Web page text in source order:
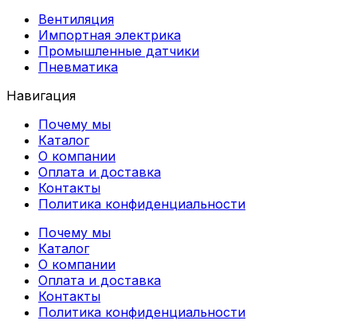
Вентиляция
Импортная электрика
Промышленные датчики
Пневматика
Навигация
Почему мы
Каталог
О компании
Оплата и доставка
Контакты
Политика конфиденциальности
Почему мы
Каталог
О компании
Оплата и доставка
Контакты
Политика конфиденциальности